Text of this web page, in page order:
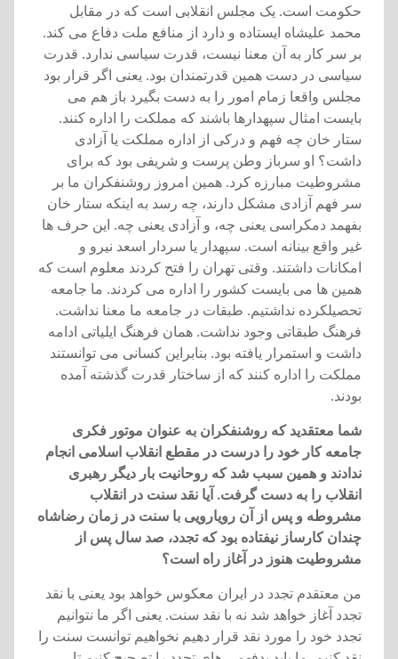
حکومت است. يک مجلس انقلابی است که در مقابل
محمد عليشاه ايستاده و دارد از منافع ملت دفاع می کند.
بر سر کار به آن معنا نيست، قدرت سياسی ندارد. قدرت
سياسی در دست همين قدرتمندان بود. يعنی اگر قرار بود
مجلس واقعا زمام امور را به دست بگيرد باز هم می
بايست امثال سپهدارها باشند که مملکت را اداره کنند.
ستار خان چه فهم و درکی از اداره مملکت يا آزادی
داشت؟ او سرباز وطن پرست و شريفی بود که برای
مشروطيت مبارزه کرد. همين امروز روشنفکران ما بر
سر فهم آزادی مشکل دارند، چه رسد به اينکه ستار خان
بفهمد دمکراسی يعنی چه، و آزادی يعنی چه. اين حرف ها
غير واقع بينانه است. سپهدار يا سردار اسعد نيرو و
امکانات داشتند. وقتی تهران را فتح کردند معلوم است که
همين ها می بايست کشور را اداره می کردند. ما جامعه
تحصيلکرده نداشتيم. طبقات در جامعه ما معنا نداشت.
فرهنگ طبقاتی وجود نداشت. همان فرهنگ ايلياتی ادامه
داشت و استمرار يافته بود. بنابراين کسانی می توانستند
مملکت را اداره کنند که از ساختار قدرت گذشته آمده
بودند.
شما معتقديد که روشنفکران به عنوان موتور فکری
جامعه کار خود را درست در مقطع انقلاب اسلامی انجام
ندادند و همين سبب شد که روحانيت بار ديگر رهبری
انقلاب را به دست گرفت. آيا نقد سنت در انقلاب
مشروطه و پس از آن رويارويی با سنت در زمان رضاشاه
چندان کارساز نيفتاده بود که تجدد، صد سال پس از
مشروطيت هنوز در آغاز راه است؟
من معتقدم تجدد در ايران معکوس خواهد بود يعنی با نقد
تجدد آغاز خواهد شد نه با نقد سنت. يعنی اگر ما نتوانيم
تجدد خود را مورد نقد قرار دهيم نخواهيم توانست سنت را